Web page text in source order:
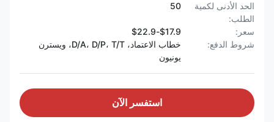
الحد الأدنى لكمية
الطلب:
50
$17.9-$22.9
شروط الدفع:
خطاب الاعتماد، D/A، D/P، T/T، ويسترن
يونيون
استفسر الآن